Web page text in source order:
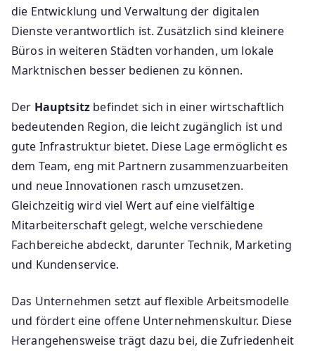
die Entwicklung und Verwaltung der digitalen
Dienste verantwortlich ist. Zusätzlich sind kleinere
Büros in weiteren Städten vorhanden, um lokale
Marktnischen besser bedienen zu können.
Der Hauptsitz befindet sich in einer wirtschaftlich
bedeutenden Region, die leicht zugänglich ist und
gute Infrastruktur bietet. Diese Lage ermöglicht es
dem Team, eng mit Partnern zusammenzuarbeiten
und neue Innovationen rasch umzusetzen.
Gleichzeitig wird viel Wert auf eine vielfältige
Mitarbeiterschaft gelegt, welche verschiedene
Fachbereiche abdeckt, darunter Technik, Marketing
und Kundenservice.
Das Unternehmen setzt auf flexible Arbeitsmodelle
und fördert eine offene Unternehmenskultur. Diese
Herangehensweise trägt dazu bei, die Zufriedenheit